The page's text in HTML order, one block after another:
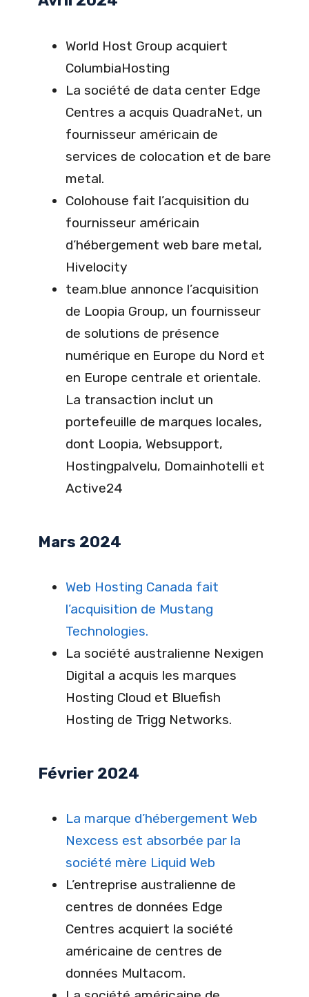
World Host Group acquiert
ColumbiaHosting
La société de data center Edge
Centres a acquis QuadraNet, un
fournisseur américain de
services de colocation et de bare
metal.
Colohouse fait l’acquisition du
fournisseur américain
d’hébergement web bare metal,
Hivelocity
team.blue annonce l’acquisition
de Loopia Group, un fournisseur
de solutions de présence
numérique en Europe du Nord et
en Europe centrale et orientale.
La transaction inclut un
portefeuille de marques locales,
dont Loopia, Websupport,
Hostingpalvelu, Domainhotelli et
Active24
Mars 2024
Web Hosting Canada fait
l’acquisition de Mustang
Technologies.
La société australienne Nexigen
Digital a acquis les marques
Hosting Cloud et Bluefish
Hosting de Trigg Networks.
Février 2024
La marque d’hébergement Web
Nexcess est absorbée par la
société mère Liquid Web
L’entreprise australienne de
centres de données Edge
Centres acquiert la société
américaine de centres de
données Multacom.